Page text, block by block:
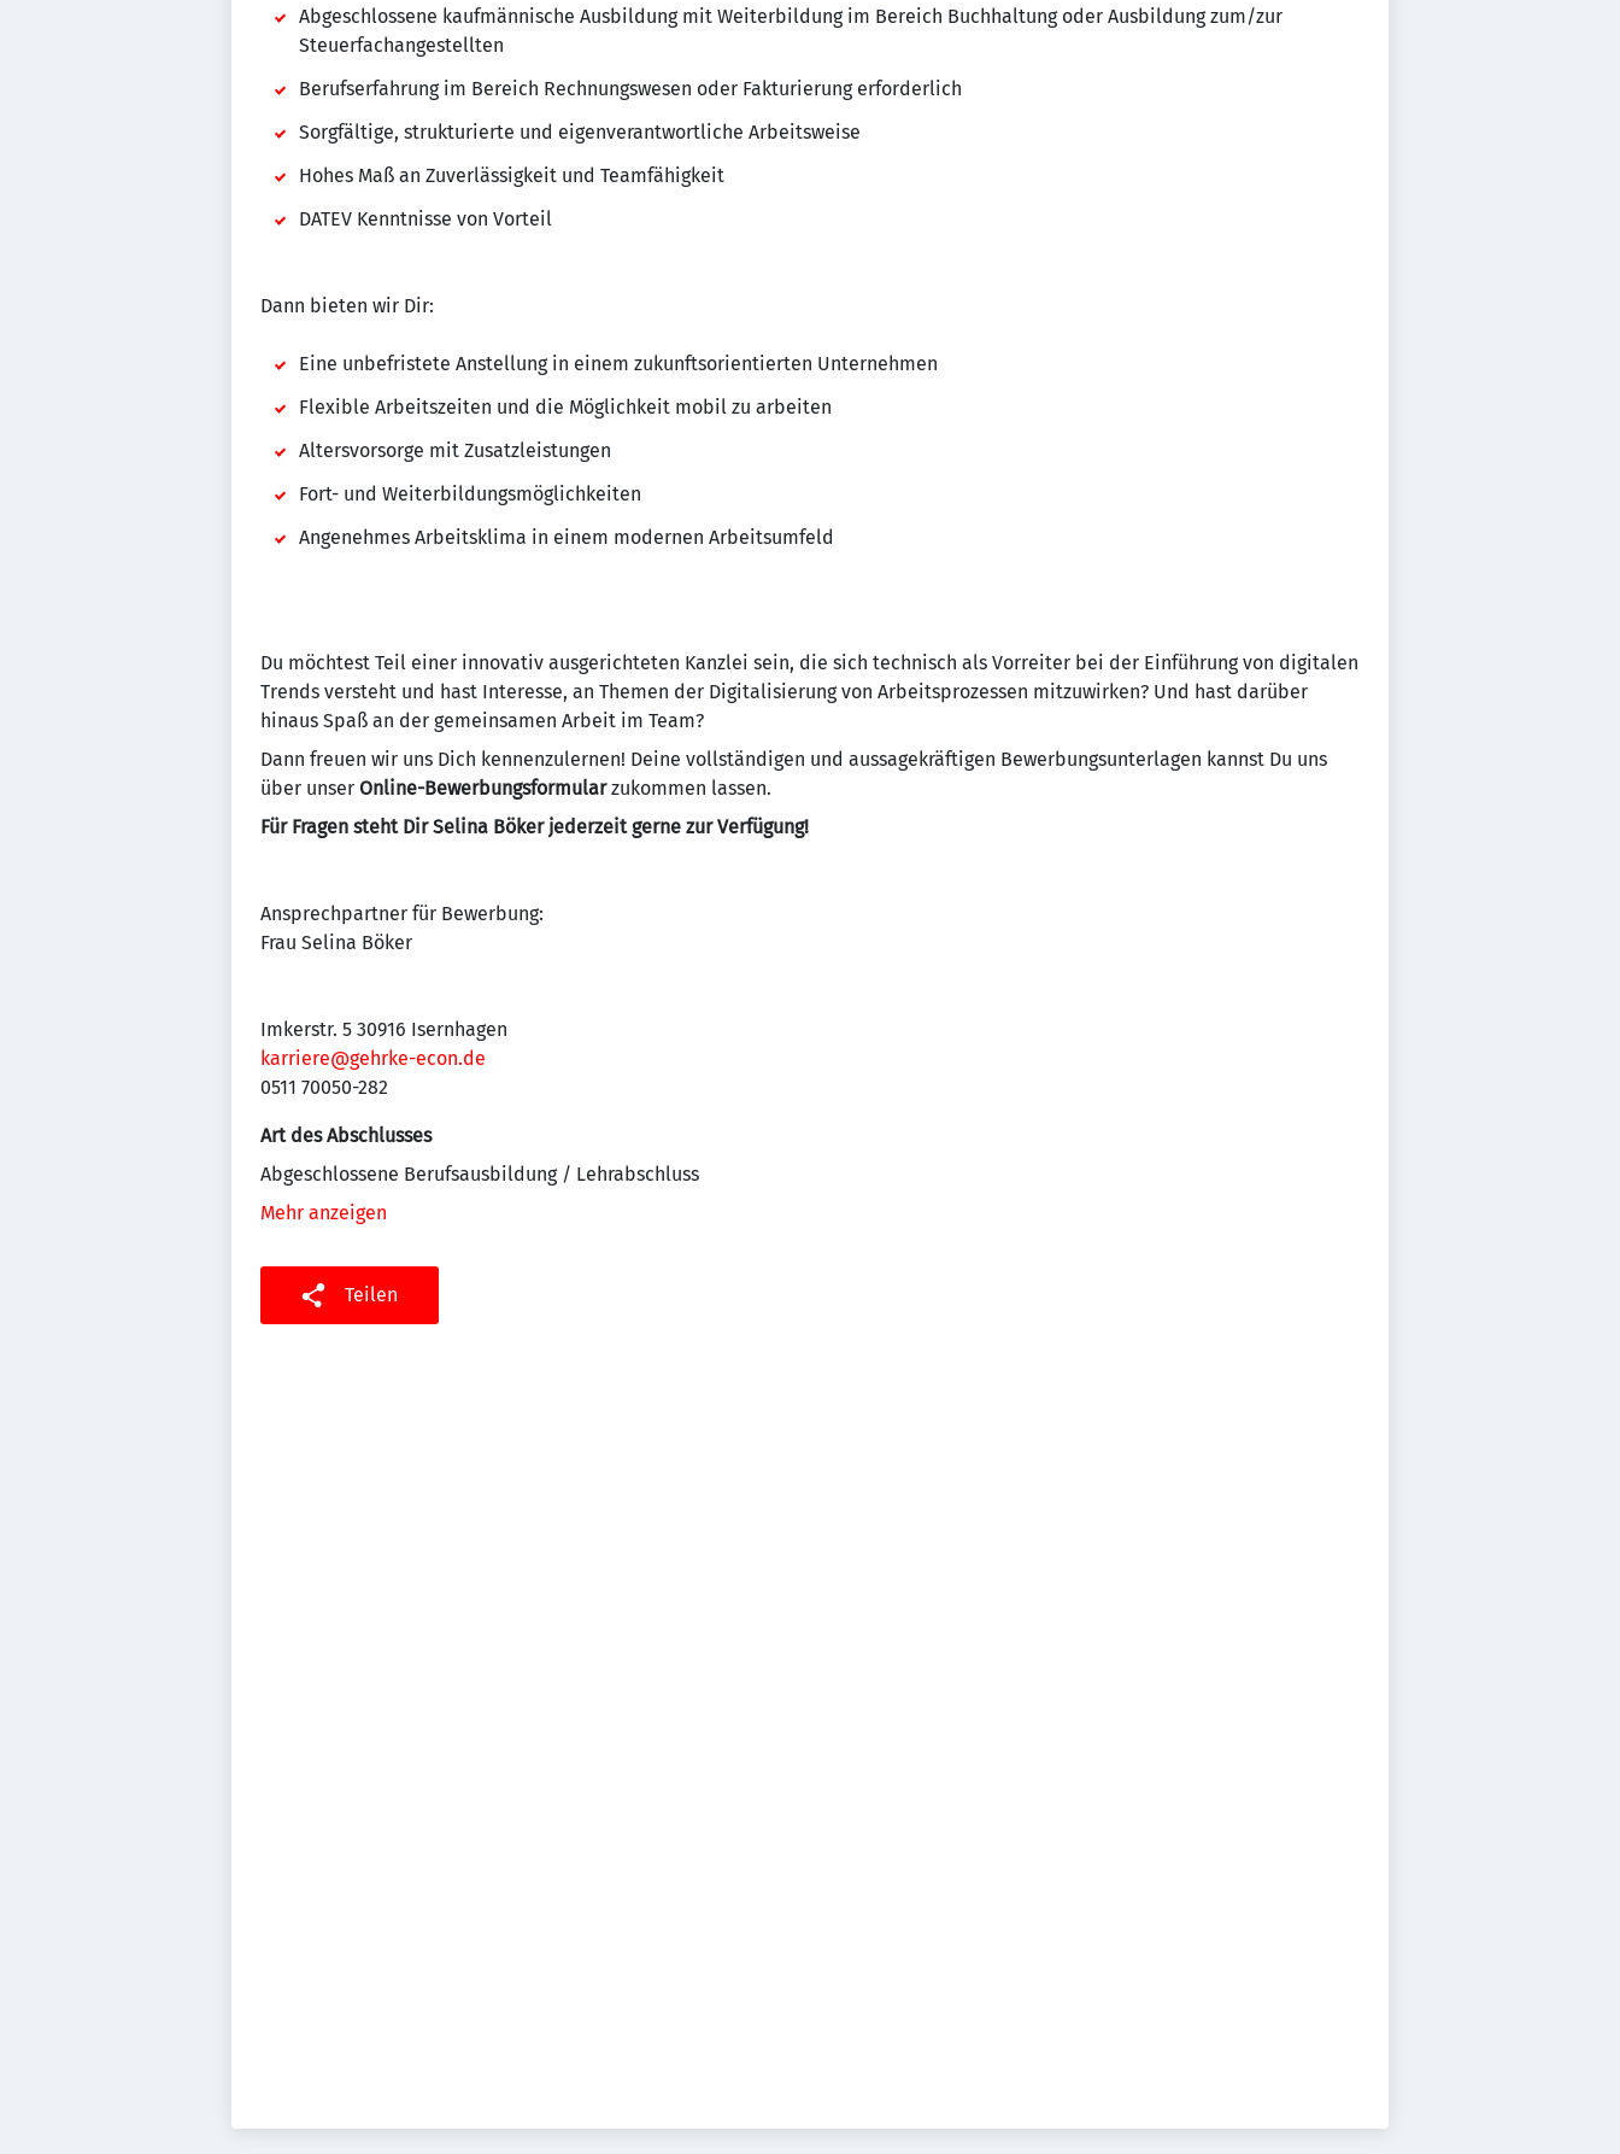
Abgeschlossene kaufmännische Ausbildung mit Weiterbildung im Bereich Buchhaltung oder Ausbildung zum/zur
Steuerfachangestellten
Berufserfahrung im Bereich Rechnungswesen oder Fakturierung erforderlich
Sorgfältige, strukturierte und eigenverantwortliche Arbeitsweise
Hohes Maß an Zuverlässigkeit und Teamfähigkeit
DATEV Kenntnisse von Vorteil
Dann bieten wir Dir:
Eine unbefristete Anstellung in einem zukunftsorientierten Unternehmen
Flexible Arbeitszeiten und die Möglichkeit mobil zu arbeiten
Altersvorsorge mit Zusatzleistungen
Fort- und Weiterbildungsmöglichkeiten
Angenehmes Arbeitsklima in einem modernen Arbeitsumfeld
Du möchtest Teil einer innovativ ausgerichteten Kanzlei sein, die sich technisch als Vorreiter bei der Einführung von digitalen
Trends versteht und hast Interesse, an Themen der Digitalisierung von Arbeitsprozessen mitzuwirken? Und hast darüber
hinaus Spaß an der gemeinsamen Arbeit im Team?
Dann freuen wir uns Dich kennenzulernen! Deine vollständigen und aussagekräftigen Bewerbungsunterlagen kannst Du uns
über unser Online-Bewerbungsformularzukommen lassen.
Für Fragen steht Dir Selina Böker jederzeit gerne zur Verfügung!
Ansprechpartner für Bewerbung:
Frau Selina Böker
Imkerstr. 5 30916 Isernhagen
karriere@gehrke-econ.de
0511 70050-282
Art des Abschlusses
Abgeschlossene Berufsausbildung / Lehrabschluss
Mehr anzeigen
Teilen